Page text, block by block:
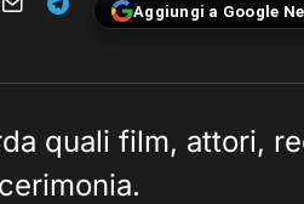
Aggiungi a Google
quali film, attori,